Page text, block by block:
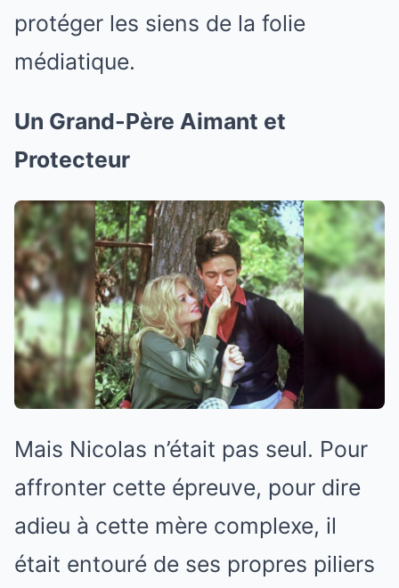
protéger les siens de la folie
médiatique.
Un Grand-Père Aimant et
Protecteur
Mais Nicolas n’était pas seul. Pour
affronter cette épreuve, pour dire
adieu à cette mère complexe, il
était entouré de ses propres piliers